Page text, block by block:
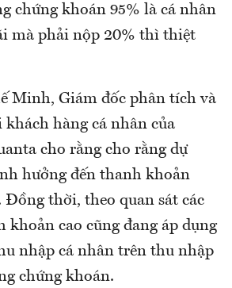
chứng khoán 95% là cá nhân
mà phải nộp 20% thì thiệt
Minh, Giám đốc phân tích và
hàng cá nhân của
cho rằng cho rằng dự
hưởng đến thanh khoản
Đồng thời, theo quan sát các
cao cũng đang áp dụng
nhập cá nhân trên thu nhập
chứng khoán.